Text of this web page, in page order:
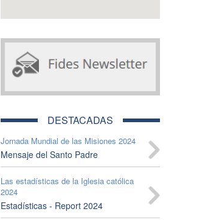
DESTACADAS
Jornada Mundial de las Misiones 2024
Mensaje del Santo Padre
Las estadísticas de la Iglesia católica
2024
Estadísticas - Report 2024